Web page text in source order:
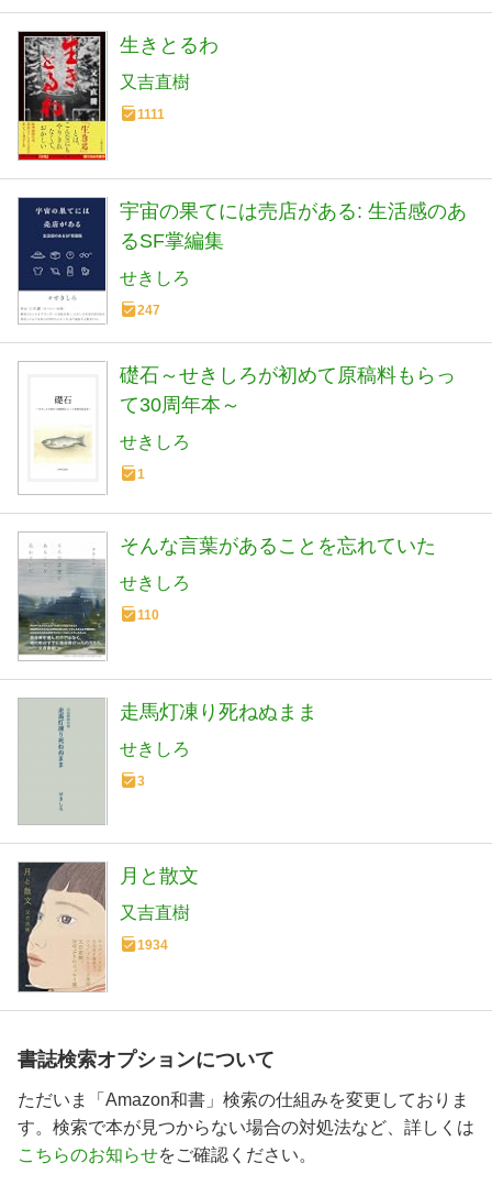
生きとるわ
又吉直樹
1111
宇宙の果てには売店がある: 生活感のあ
るSF掌編集
せきしろ
247
礎石～せきしろが初めて原稿料もらっ
て30周年本～
せきしろ
1
そんな言葉があることを忘れていた
せきしろ
110
走馬灯凍り死ねぬまま
せきしろ
3
月と散文
又吉直樹
1934
書誌検索オプションについて
ただいま「Amazon和書」検索の仕組みを変更しておりま
す。検索で本が見つからない場合の対処法など、詳しくは
こちらのお知らせをご確認ください。